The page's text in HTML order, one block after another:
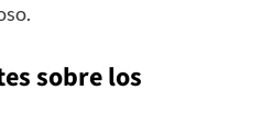
sobre los